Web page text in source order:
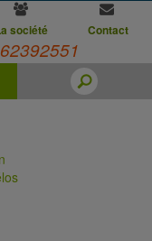
société Contact